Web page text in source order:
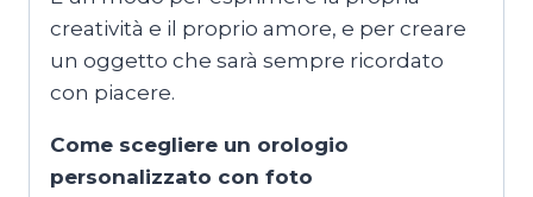
creatività e il proprio amore, e per creare
un oggetto che sarà sempre ricordato
con piacere.
Come scegliere un orologio
personalizzato con foto